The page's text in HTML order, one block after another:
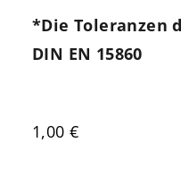
*Die Toleranzen
DIN EN 15860
1,00 €